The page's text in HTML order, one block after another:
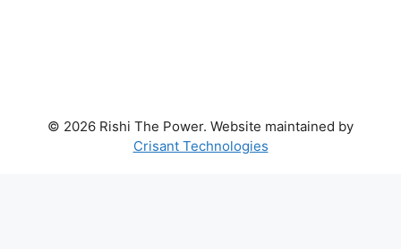
© 2026 Rishi The Power. Website maintained by
Crisant Technologies